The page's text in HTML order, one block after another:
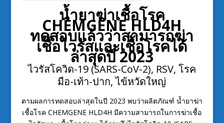
น้ำยาฆ่าเชื้อโรค
CHEMGENE HLD4H
ทดสอบแล้วว่าสามารถฆ่า
เชื้อไวรัสและเชื้อโรคได้
ล่าสุดปี 2023
ไวรัสโควิด-19 (SARS-CoV-2), RSV, โรค
มือ-เท้า-ปาก, ไข้หวัดใหญ่
ตามผลการทดสอบล่าสุดในปี 2023 พบว่าผลิตภัณฑ์ น้ำยาฆ่า
เชื้อโรค CHEMGENE HLD4H มีความสามารถในการฆ่าเชื้อ